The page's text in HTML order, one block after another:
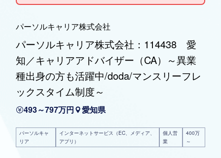
パーソルキャリア株式会社
パーソルキャリア株式会社：114438 愛
知／キャリアアドバイザー（CA）～異業
種出身の方も活躍中/doda/マンスリーフレ
ックスタイム制度～
493～797万円 愛知県
パーソルキャ
リア
インターネットサービス（EC、メディア、
アプリ）
個人営
業
400万
～